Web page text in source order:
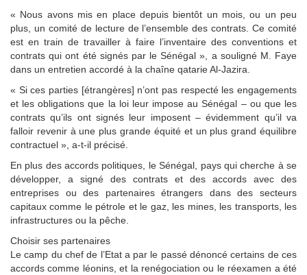
« Nous avons mis en place depuis bientôt un mois, ou un peu
plus, un comité de lecture de l’ensemble des contrats. Ce comité
est en train de travailler à faire l’inventaire des conventions et
contrats qui ont été signés par le Sénégal », a souligné M. Faye
dans un entretien accordé à la chaîne qatarie Al-Jazira.
« Si ces parties [étrangères] n’ont pas respecté les engagements
et les obligations que la loi leur impose au Sénégal – ou que les
contrats qu’ils ont signés leur imposent – évidemment qu’il va
falloir revenir à une plus grande équité et un plus grand équilibre
contractuel », a-t-il précisé.
En plus des accords politiques, le Sénégal, pays qui cherche à se
développer, a signé des contrats et des accords avec des
entreprises ou des partenaires étrangers dans des secteurs
capitaux comme le pétrole et le gaz, les mines, les transports, les
infrastructures ou la pêche.
Choisir ses partenaires
Le camp du chef de l’Etat a par le passé dénoncé certains de ces
accords comme léonins, et la renégociation ou le réexamen a été